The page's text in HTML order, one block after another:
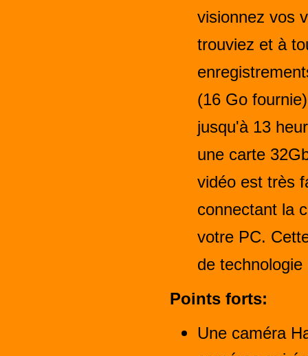
visionnez vos
trouviez et à
(16 Go
jusqu'à 13
une carte
vidéo est très
connectant la
votre PC.
de
Points forts:
Une caméra